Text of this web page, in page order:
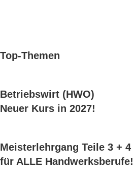
Top-Themen
Betriebswirt (HWO)
Neuer Kurs in 2027!
Meisterlehrgang Teile 3 + 4
für ALLE Handwerksberufe!